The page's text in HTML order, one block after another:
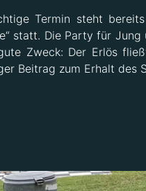
Termin steht
statt. Die Party für
Zweck: Der Erlös
Beitrag zum Erhalt des